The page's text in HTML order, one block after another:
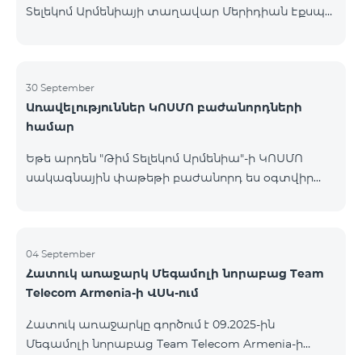
Տելեկոմ Արմենիայի տաղավար Մերիդիան Էքսպո
բաժանորդագրությամբ և ստացեք
հնարավորություն ձեռք բերել AQARA Խելացի Տան
համակարգերը ընդամենը 2 դրամով․ AQARA
Ղեկավարման Սարք M100 (Hub M100) Միանալու
համար պարզապես պետք է անձնագրով
30 September
Առավելություններ ԿՈՍՄՈ բաժանորդների
համար
Եթե արդեն "Թիմ Տելեկոմ Արմենիա"-ի ԿՈՍՄՈ
սակագնային փաթեթի բաժանորդ ես օգտվիր
մեկ հպումով ու անսպառ ինտերնետով Smart
Place-ի Aqara սարքավորումներով։ ԿՈՍՄՈ
ծառայությունների փաթեթների գործող բոլոր
բերելու Aqara ապրանքանիշի խելացի
սարքավորումները հատուկ պայմաններով։
04 September
Հատուկ առաջարկ Մեգամոլի նորաբաց Team
Telecom Armenia-ի ՎՍԿ-ում
Հատուկ առաջարկը գործում է 09.2025-ին
Մեգամոլի նորաբաց Team Telecom Armenia-ի